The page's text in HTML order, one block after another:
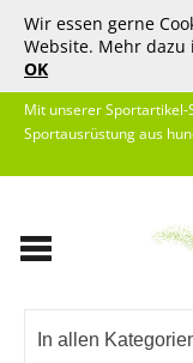
Wir essen gerne
Website. Mehr dazu
OK
Mit unserer
Sportausrüstung aus
In allen